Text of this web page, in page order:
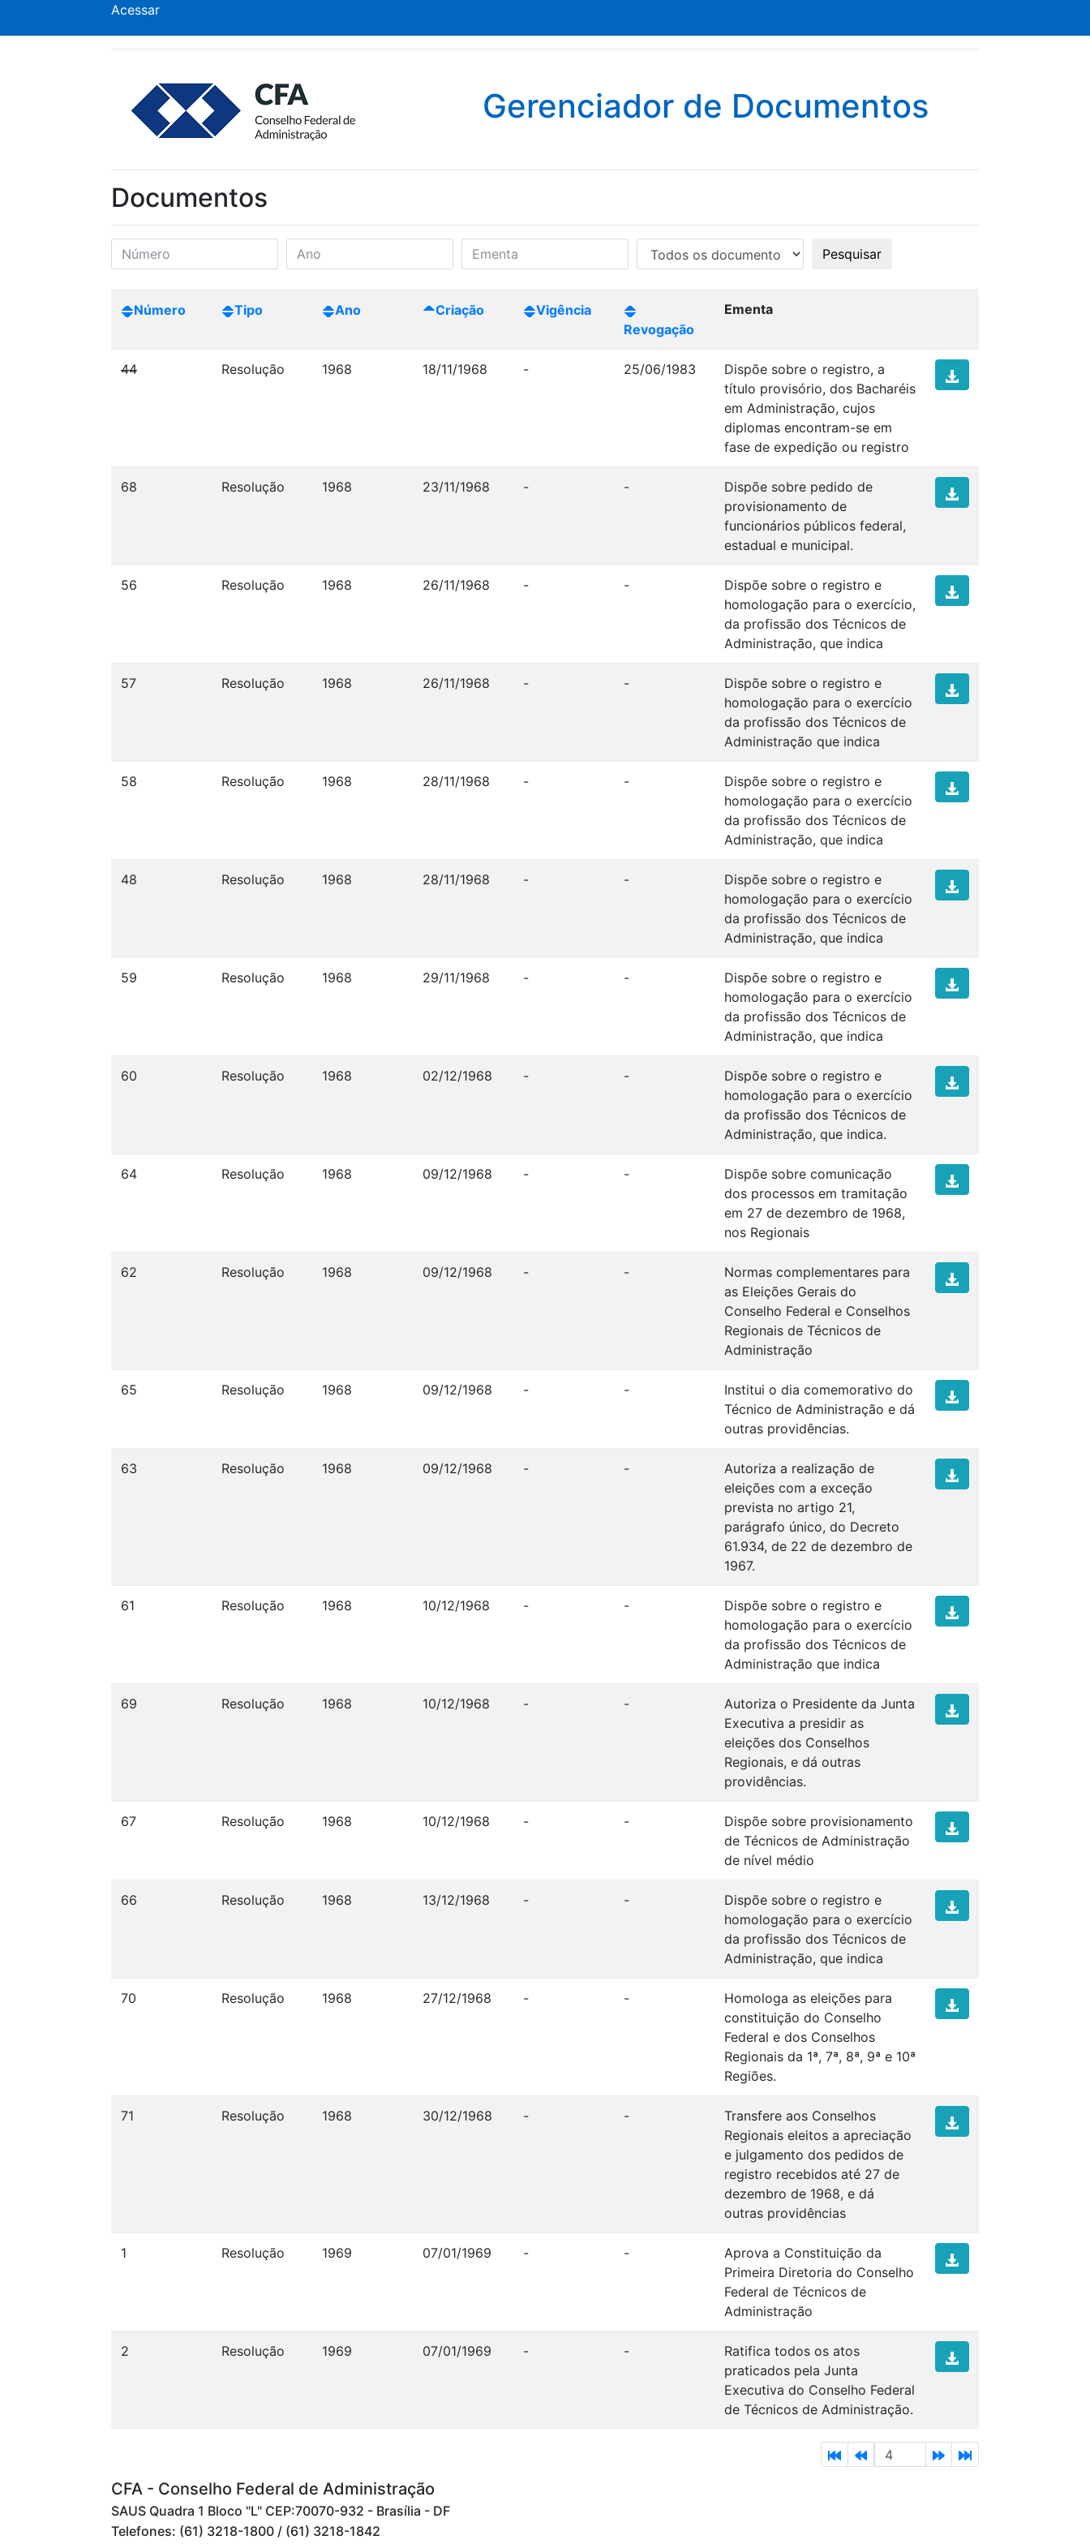
Acessar
Gerenciador de Documentos
Documentos
Pesquisar
Número Tipo Ano Criação
Vigência
Revogação
Ementa
44 Resolução 1968 18/11/1968 - 25/06/1983
Dispõe sobre o registro, a
título provisório, dos Bacharéis
em Administração, cujos
diplomas encontram-se em
fase de expedição ou registro
68 Resolução 1968 23/11/1968 - -
Dispõe sobre pedido de
provisionamento de
funcionários públicos federal,
estadual e municipal.
56 Resolução 1968 26/11/1968 - -
Dispõe sobre o registro e
homologação para o exercício,
da profissão dos Técnicos de
Administração, que indica
57 Resolução 1968 26/11/1968 - -
Dispõe sobre o registro e
homologação para o exercício
da profissão dos Técnicos de
Administração que indica
58 Resolução 1968 28/11/1968 - -
Dispõe sobre o registro e
homologação para o exercício
da profissão dos Técnicos de
Administração, que indica
48 Resolução 1968 28/11/1968 - -
Dispõe sobre o registro e
homologação para o exercício
da profissão dos Técnicos de
Administração, que indica
59 Resolução 1968 29/11/1968 - -
Dispõe sobre o registro e
homologação para o exercício
da profissão dos Técnicos de
Administração, que indica
60 Resolução 1968 02/12/1968 - -
Dispõe sobre o registro e
homologação para o exercício
da profissão dos Técnicos de
Administração, que indica.
64 Resolução 1968 09/12/1968 - -
Dispõe sobre comunicação
dos processos em tramitação
em 27 de dezembro de 1968,
nos Regionais
62 Resolução 1968 09/12/1968 - -
Normas complementares para
as Eleições Gerais do
Conselho Federal e Conselhos
Regionais de Técnicos de
Administração
65 Resolução 1968 09/12/1968 - -
Institui o dia comemorativo do
Técnico de Administração e dá
outras providências.
63 Resolução 1968 09/12/1968 - -
Autoriza a realização de
eleições com a exceção
prevista no artigo 21,
parágrafo único, do Decreto
61.934, de 22 de dezembro de
1967.
61 Resolução 1968 10/12/1968 - -
Dispõe sobre o registro e
homologação para o exercício
da profissão dos Técnicos de
Administração que indica
69 Resolução 1968 10/12/1968 - -
Autoriza o Presidente da Junta
Executiva a presidir as
eleições dos Conselhos
Regionais, e dá outras
providências.
67 Resolução 1968 10/12/1968 - -
Dispõe sobre provisionamento
de Técnicos de Administração
de nível médio
66 Resolução 1968 13/12/1968 - -
Dispõe sobre o registro e
homologação para o exercício
da profissão dos Técnicos de
Administração, que indica
70 Resolução 1968 27/12/1968 - -
Homologa as eleições para
constituição do Conselho
Federal e dos Conselhos
Regionais da 1ª, 7ª, 8ª, 9ª e 10ª
Regiões.
71 Resolução 1968 30/12/1968 - -
Transfere aos Conselhos
Regionais eleitos a apreciação
e julgamento dos pedidos de
registro recebidos até 27 de
dezembro de 1968, e dá
outras providências
1 Resolução 1969 07/01/1969 - -
Aprova a Constituição da
Primeira Diretoria do Conselho
Federal de Técnicos de
Administração
2 Resolução 1969 07/01/1969 - -
Ratifica todos os atos
praticados pela Junta
Executiva do Conselho Federal
de Técnicos de Administração.
CFA - Conselho Federal de Administração
SAUS Quadra 1 Bloco "L" CEP:70070-932 - Brasília - DF
Telefones: (61) 3218-1800 / (61) 3218-1842